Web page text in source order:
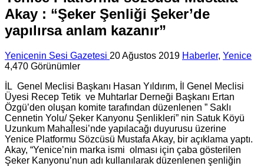
Akay : “Şeker Şenliği Şeker’de
yapılırsa anlam kazanır”
Yenicenin Sesi Gazetesi 20 Ağustos 2019 Haberler, Yenice
4,470 Görünümler
İL Genel Meclisi Başkanı Hasan Yıldırım, İl Genel Meclisi
Üyesi Recep Tetik ve Muhtarlar Derneği Başkanı Ertan
Özgü’den oluşan komite tarafından düzenlenen ” Saklı
Cennetin Yolu/ Şeker Kanyonu Şenlikleri” nin Satuk Köyü
Uzunkum Mahallesi’nde yapılacağı duyurusu üzerine
Yenice Platformu Sözcüsü Mustafa Akay, bir açıklama yaptı.
Akay, “Yenice’nin marka ismi olması için çaba gösterilen
Şeker Kanyonu’nun adı kullanılarak düzenlenen şenliğin